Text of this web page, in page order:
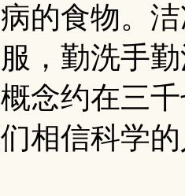
的食物。
，勤洗手
念约在三
相信科学